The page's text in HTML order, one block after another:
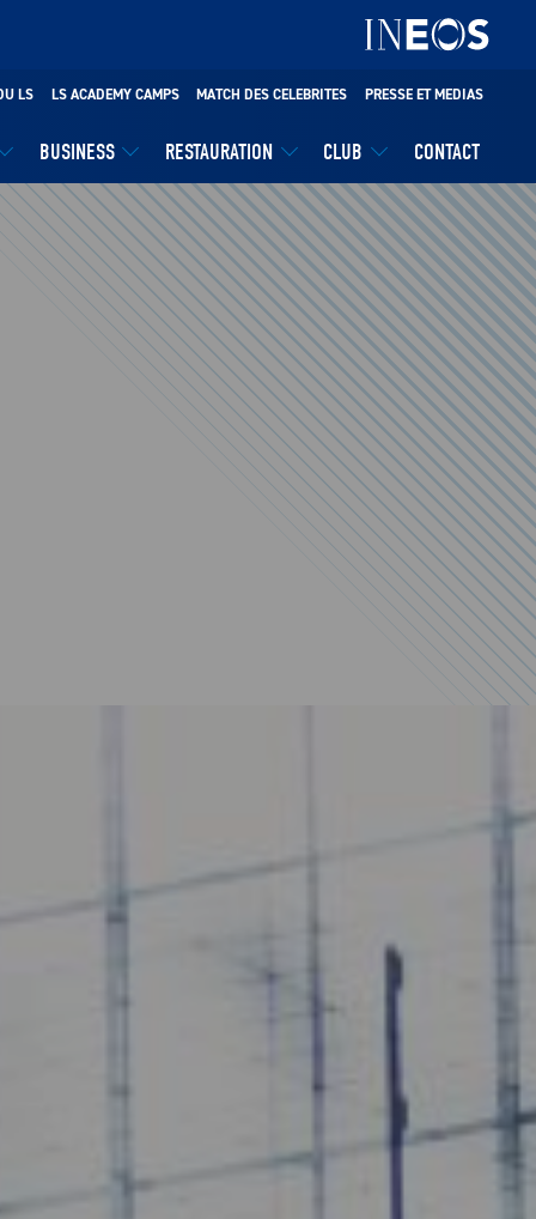
BUSINESS RESTAURATION CLUB CONTACT
LS LS ACADEMY CAMPS MATCH DES CELEBRITES PRESSE ET MEDIAS